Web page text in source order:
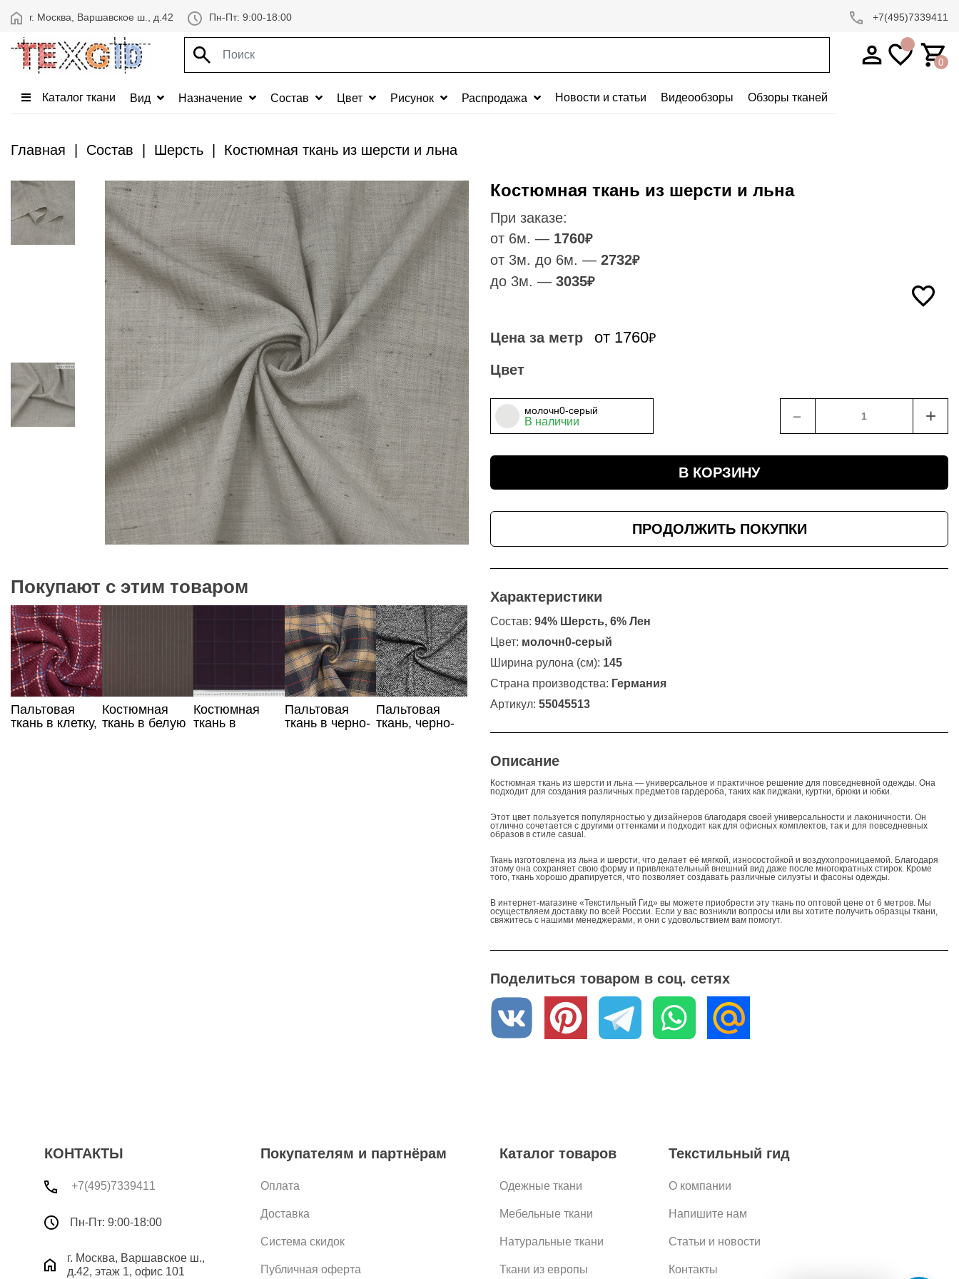
г. Москва, Варшавское ш., д.42 Пн-Пт: 9:00-18:00 +7(495)7339411
0
Каталог ткани Вид Назначение Состав Цвет Рисунок Распродажа Новости и статьи Видеообзоры Обзоры тканей
Главная Состав Шерсть Костюмная ткань из шерсти и льна
Костюмная ткань из шерсти и льна
При заказе:
от 6м. — 1760₽
от 3м. до 6м. — 2732₽
до 3м. — 3035₽
Цена за метр от 1760₽
Цвет
молочн0-серый
В наличии ﹣ +
В КОРЗИНУ
ПРОДОЛЖИТЬ ПОКУПКИ
Характеристики
Состав: 94% Шерсть, 6% Лен
Цвет: молочн0-серый
Ширина рулона (см): 145
Страна производства: Германия
Артикул: 55045513
Описание
Костюмная ткань из шерсти и льна — универсальное и практичное решение для повседневной одежды. Она
подходит для создания различных предметов гардероба, таких как пиджаки, куртки, брюки и юбки.
Этот цвет пользуется популярностью у дизайнеров благодаря своей универсальности и лаконичности. Он
отлично сочетается с другими оттенками и подходит как для офисных комплектов, так и для повседневных
образов в стиле casual.
Ткань изготовлена из льна и шерсти, что делает её мягкой, износостойкой и воздухопроницаемой. Благодаря
этому она сохраняет свою форму и привлекательный внешний вид даже после многократных стирок. Кроме
того, ткань хорошо драпируется, что позволяет создавать различные силуэты и фасоны одежды.
В интернет-магазине «Текстильный Гид» вы можете приобрести эту ткань по оптовой цене от 6 метров. Мы
осуществляем доставку по всей России. Если у вас возникли вопросы или вы хотите получить образцы ткани,
свяжитесь с нашими менеджерами, и они с удовольствием вам помогут.
Поделиться товаром в соц. сетях
Покупают с этим товаром
Пальтовая
ткань в клетку,
Костюмная
ткань в белую
Костюмная
ткань в
Пальтовая
ткань в черно-
Пальтовая
ткань, черно-
КОНТАКТЫ
+7(495)7339411
Пн-Пт: 9:00-18:00
г. Москва, Варшавское ш.,
д.42, этаж 1, офис 101
Покупателям и партнёрам
Оплата
Доставка
Система скидок
Публичная оферта
Каталог товаров
Одежные ткани
Мебельные ткани
Натуральные ткани
Ткани из европы
Текстильный гид
О компании
Напишите нам
Статьи и новости
Контакты